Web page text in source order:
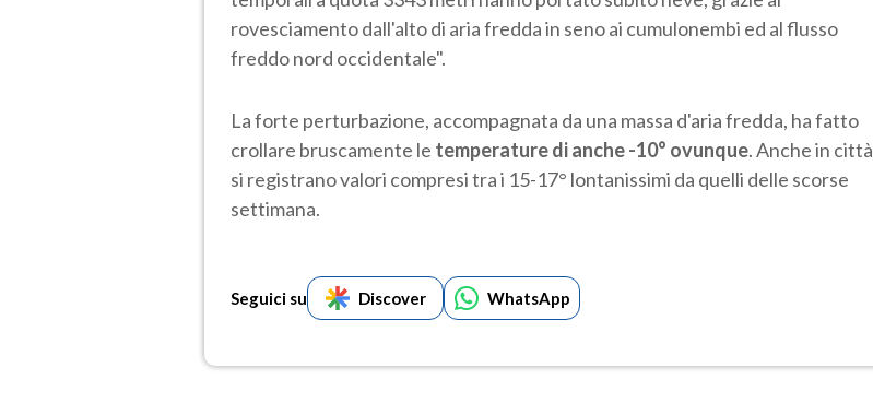
rovesciamento dall'alto di aria fredda in seno ai cumulonembi ed al flusso
freddo nord occidentale".
La forte perturbazione, accompagnata da una massa d'aria fredda, ha fatto
crollare bruscamente le temperature di anche -10° ovunque. Anche in città
si registrano valori compresi tra i 15-17° lontanissimi da quelli delle scorse
settimana.
Seguici su Discover WhatsApp